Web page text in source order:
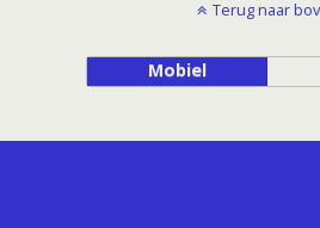
Terug naar
Mobiel